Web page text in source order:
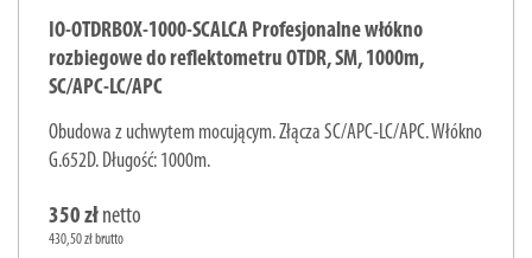
IO-OTDRBOX-1000-SCALCA Profesjonalne włókno
rozbiegowe do reflektometru OTDR, SM, 1000m,
SC/APC-LC/APC
Obudowa z uchwytem mocującym. Złącza SC/APC-LC/APC. Włókno
G.652D. Długość: 1000m.
350 zł netto
430,50 zł brutto